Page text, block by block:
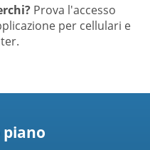
Prova l'accesso
per cellulari e